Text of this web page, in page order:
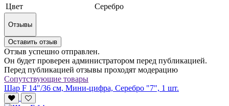
Цвет
Серебро
Отзывы
Оставить отзыв
Отзыв успешно отправлен.
Он будет проверен администратором перед публикацией.
Перед публикацией отзывы проходят модерацию
Сопутствующие товары
Шар F 14"/36 см, Мини-цифра, Серебро "7", 1 шт.